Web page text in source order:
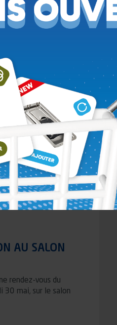
AU SALON
rendez-vous du
24 août, sur ELMIA
en…
l'article
AU SALON
rendez-vous du
30 mai, sur le salon